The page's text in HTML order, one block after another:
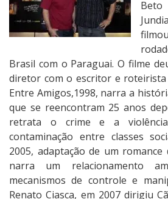
Brasil com o Paraguai. O filme
diretor com o escritor e roteirista
Entre Amigos,1998, narra a
que se reencontram 25 anos
retrata o crime e a
contaminação entre classes
2005, adaptação de um romance
narra um relacionamento
mecanismos de controle e
Renato Ciasca, em 2007 dirigiu